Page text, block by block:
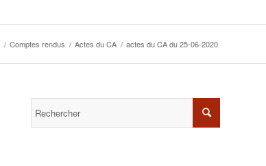
/ Comptes rendus / Actes du CA / actes du CA du 25-06-2020